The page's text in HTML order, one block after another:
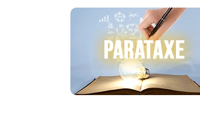
Jetzt lesen